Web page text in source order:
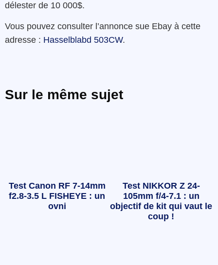
délester de 10 000$.
Vous pouvez consulter l’annonce sue Ebay à cette
adresse : Hasselblabd 503CW.
Sur le même sujet
Test Canon RF 7-14mm
f2.8-3.5 L FISHEYE : un
ovni
Test NIKKOR Z 24-
105mm f/4-7.1 : un
objectif de kit qui vaut le
coup !